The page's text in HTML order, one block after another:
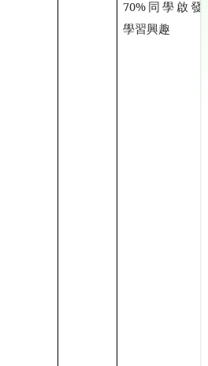
70% 同學啟發
學習興趣